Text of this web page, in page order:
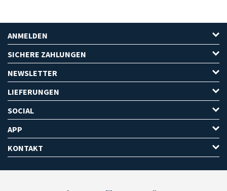
ANMELDEN
SICHERE ZAHLUNGEN
NEWSLETTER
LIEFERUNGEN
SOCIAL
APP
KONTAKT